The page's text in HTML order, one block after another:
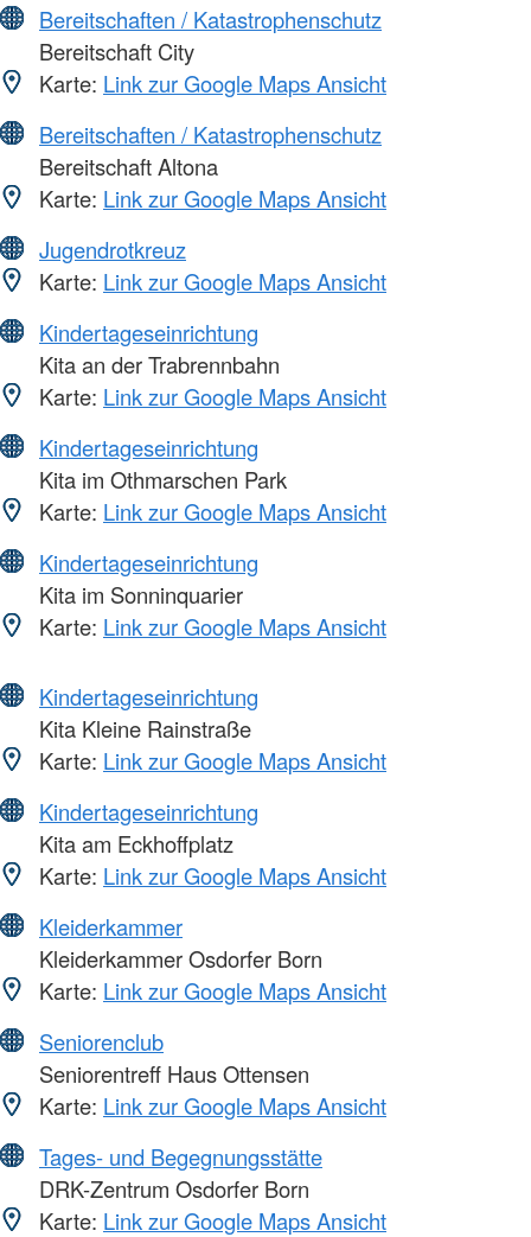
Bereitschaften / Katastrophenschutz
Bereitschaft City
Karte: Link zur Google Maps Ansicht
Bereitschaften / Katastrophenschutz
Bereitschaft Altona
Karte: Link zur Google Maps Ansicht
Jugendrotkreuz
Karte: Link zur Google Maps Ansicht
Kindertageseinrichtung
Kita an der Trabrennbahn
Karte: Link zur Google Maps Ansicht
Kindertageseinrichtung
Kita im Othmarschen Park
Karte: Link zur Google Maps Ansicht
Kindertageseinrichtung
Kita im Sonninquarier
Karte: Link zur Google Maps Ansicht
Kindertageseinrichtung
Kita Kleine Rainstraße
Karte: Link zur Google Maps Ansicht
Kindertageseinrichtung
Kita am Eckhoffplatz
Karte: Link zur Google Maps Ansicht
Kleiderkammer
Kleiderkammer Osdorfer Born
Karte: Link zur Google Maps Ansicht
Seniorenclub
Seniorentreff Haus Ottensen
Karte: Link zur Google Maps Ansicht
Tages- und Begegnungsstätte
DRK-Zentrum Osdorfer Born
Karte: Link zur Google Maps Ansicht